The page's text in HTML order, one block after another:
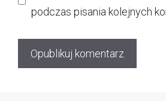
podczas pisania kolejnych